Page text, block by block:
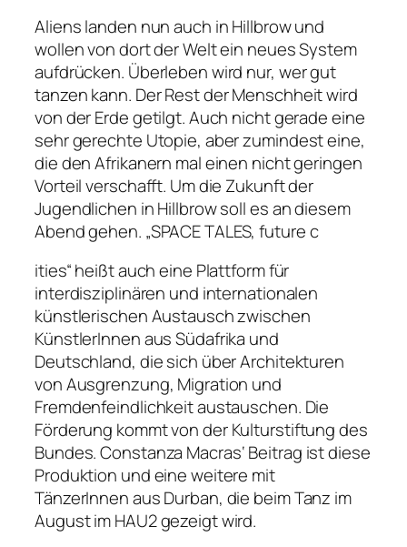
Aliens landen nun auch in Hillbrow und
wollen von dort der Welt ein neues System
aufdrücken. Überleben wird nur, wer gut
tanzen kann. Der Rest der Menschheit wird
von der Erde getilgt. Auch nicht gerade eine
sehr gerechte Utopie, aber zumindest eine,
die den Afrikanern mal einen nicht geringen
Vorteil verschafft. Um die Zukunft der
Jugendlichen in Hillbrow soll es an diesem
Abend gehen. „SPACE TALES, future c
ities“ heißt auch eine Plattform für
interdisziplinären und internationalen
künstlerischen Austausch zwischen
KünstlerInnen aus Südafrika und
Deutschland, die sich über Architekturen
von Ausgrenzung, Migration und
Fremdenfeindlichkeit austauschen. Die
Förderung kommt von der Kulturstiftung des
Bundes. Constanza Macras‘ Beitrag ist diese
Produktion und eine weitere mit
TänzerInnen aus Durban, die beim Tanz im
August im HAU2 gezeigt wird.